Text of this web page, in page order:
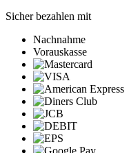
Sicher bezahlen mit
Nachnahme
Vorauskasse